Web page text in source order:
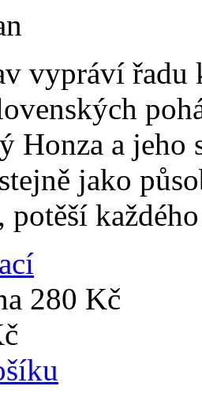
vypráví řadu
Honza a jeho
jako
280 Kč